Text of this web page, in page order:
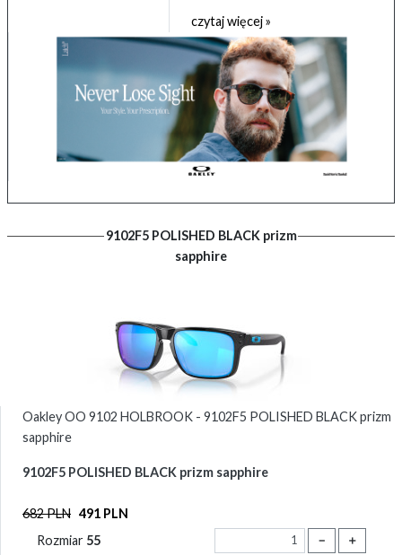
czytaj więcej »
9102F5 POLISHED BLACK prizm
sapphire
Oakley OO 9102 HOLBROOK - 9102F5 POLISHED BLACK prizm
sapphire
9102F5 POLISHED BLACK prizm sapphire
682 PLN 491 PLN
Rozmiar 55 － ＋